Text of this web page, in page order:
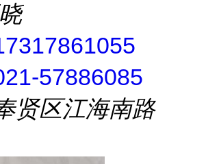
57886085
贤区江海南路